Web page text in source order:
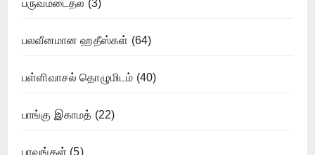
பருவமடைதல் (3)
பலவீனமான ஹதீஸ்கள் (64)
பள்ளிவாசல் தொழுமிடம் (40)
பாங்கு இகாமத் (22)
பாவங்கள் (5)